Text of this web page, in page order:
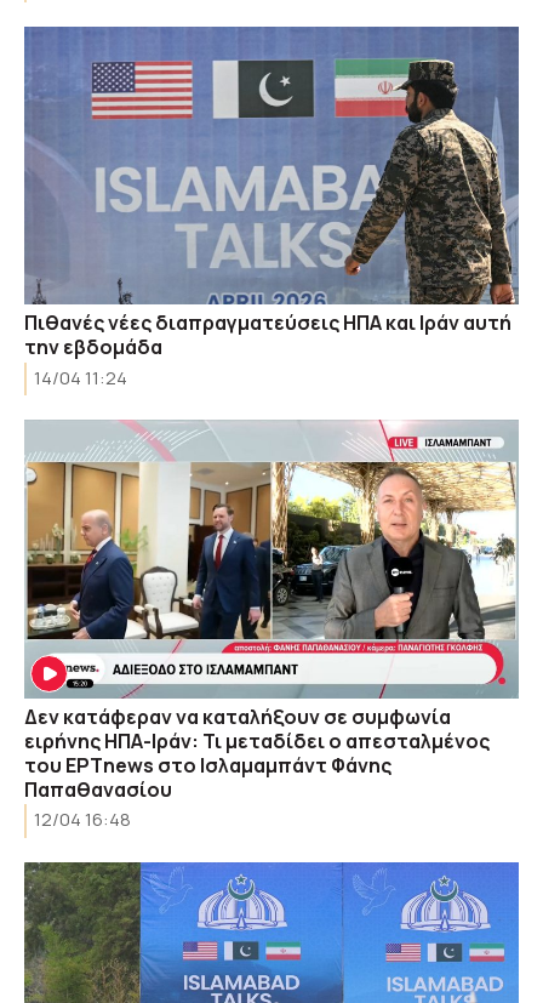
Πιθανές νέες διαπραγματεύσεις ΗΠΑ και Ιράν αυτή
την εβδομάδα
14/04 11:24
Δεν κατάφεραν να καταλήξουν σε συμφωνία
ειρήνης ΗΠΑ-Ιράν: Τι μεταδίδει ο απεσταλμένος
του ΕΡΤnews στο Ισλαμαμπάντ Φάνης
Παπαθανασίου
12/04 16:48